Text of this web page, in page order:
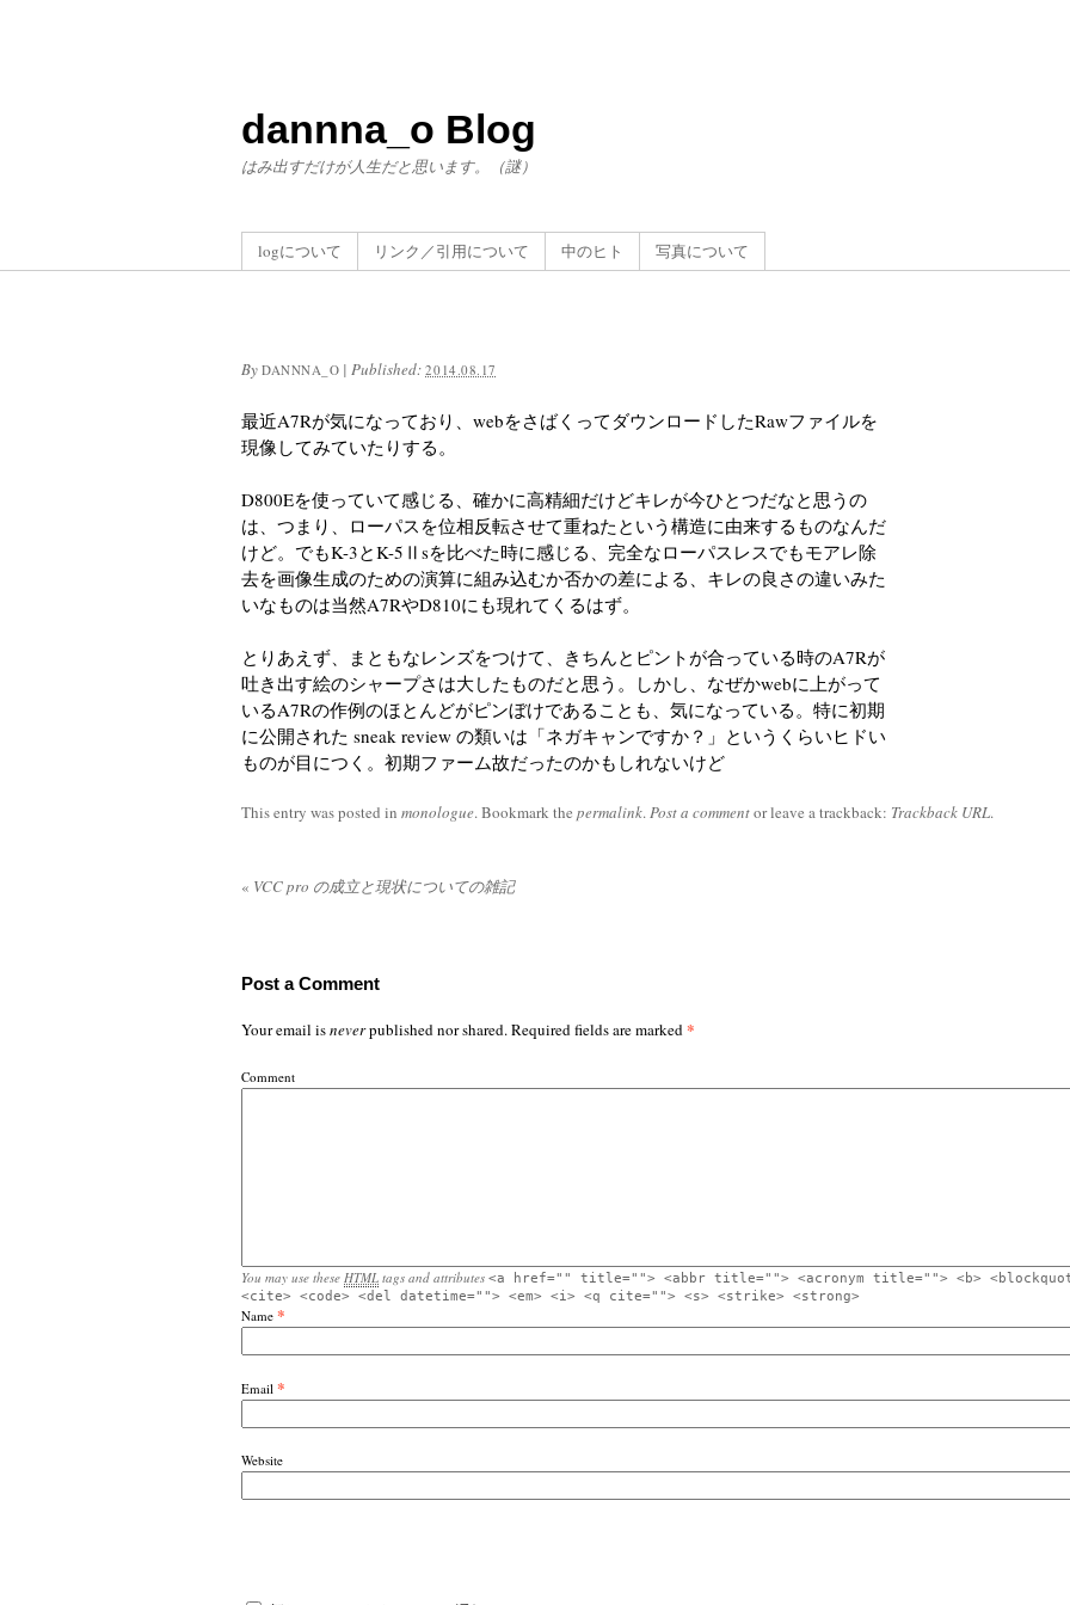
dannna_o Blog
はみ出すだけが人生だと思います。（謎）
logについて リンク／引用について 中のヒト 写真について
By DANNNA_O |Published:2014.08.17
最近A7Rが気になっており、webをさばくってダウンロードしたRawファイルを
現像してみていたりする。
D800Eを使っていて感じる、確かに高精細だけどキレが今ひとつだなと思うの
は、つまり、ローパスを位相反転させて重ねたという構造に由来するものなんだ
けど。でもK-3とK-5Ⅱsを比べた時に感じる、完全なローパスレスでもモアレ除
去を画像生成のための演算に組み込むか否かの差による、キレの良さの違いみた
いなものは当然A7RやD810にも現れてくるはず。
とりあえず、まともなレンズをつけて、きちんとピントが合っている時のA7Rが
吐き出す絵のシャープさは大したものだと思う。しかし、なぜかwebに上がって
いるA7Rの作例のほとんどがピンぼけであることも、気になっている。特に初期
に公開された sneak review の類いは「ネガキャンですか？」というくらいヒドい
ものが目につく。初期ファーム故だったのかもしれないけど
This entry was posted in monologue. Bookmark the permalink.Post a commentor leave a trackback: Trackback URL.
« VCC pro の成立と現状についての雑記
Post a Comment
Your email isneverpublished nor shared. Required fields are marked*
Comment
You may use these HTML tags and attributes <a href="" title=""> <abbr title=""> <acronym title=""> <b>
<cite> <code> <del datetime=""> <em> <i> <q cite=""> <s> <strike> <strong>
Name *
Email *
Website